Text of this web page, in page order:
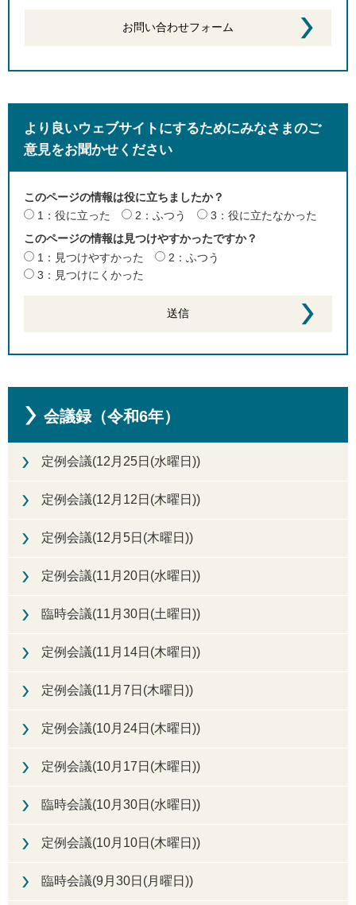
より良いウェブサイトにするためにみなさまのご
意見をお聞かせください
このページの情報は役に立ちましたか？
1：役に立った
2：ふつう
3：役に立たなかった
このページの情報は見つけやすかったですか？
1：見つけやすかった
2：ふつう
3：見つけにくかった
会議録（令和6年）
定例会議(12月25日(水曜日))
定例会議(12月12日(木曜日))
定例会議(12月5日(木曜日))
定例会議(11月20日(水曜日))
臨時会議(11月30日(土曜日))
定例会議(11月14日(木曜日))
定例会議(11月7日(木曜日))
定例会議(10月24日(木曜日))
定例会議(10月17日(木曜日))
臨時会議(10月30日(水曜日))
定例会議(10月10日(木曜日))
臨時会議(9月30日(月曜日))